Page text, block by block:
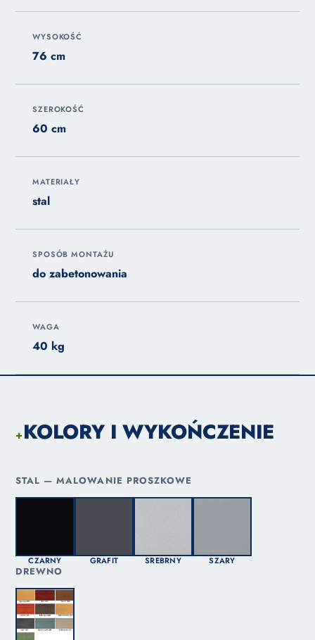
WYSOKOŚĆ
76 cm
SZEROKOŚĆ
60 cm
MATERIAŁY
stal
SPOSÓB MONTAŻU
do zabetonowania
WAGA
40 kg
+KOLORY I WYKOŃCZENIE
STAL — MALOWANIE PROSZKOWE
CZARNY GRAFIT SREBRNY SZARY
DREWNO